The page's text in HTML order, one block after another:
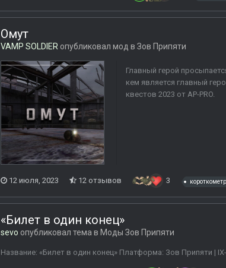
Омут
VAMP SOLDIER опубликовал мод в Зов Припяти
Главный герой
кем является главный
квестов 2023 от AP-PRO.
12 июля, 2023 12 отзывов 3
«Билет в один конец»
sevo опубликовал тема в Моды Зов Припяти
Название: «Билет в один конец» Платформа: Зов Припяти |